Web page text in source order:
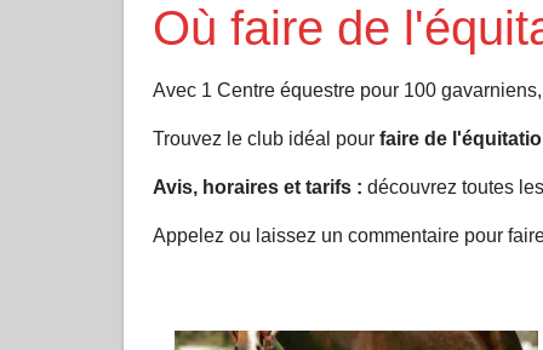
Où faire de
Avec 1 Centre équestre pour 100
Trouvez le club idéal pour faire de
Avis, horaires et tarifs : découvrez toutes
Appelez ou laissez un commentaire pour